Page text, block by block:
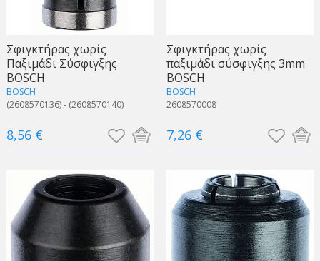
Σφιγκτήρας χωρίς
Παξιμάδι Σύσφιγξης
BOSCH
BOSCH
(2608570136) - (2608570140)
8,56 €
Σφιγκτήρας χωρίς
παξιμάδι σύσφιγξης 3mm
BOSCH
BOSCH
2608570008
7,26 €